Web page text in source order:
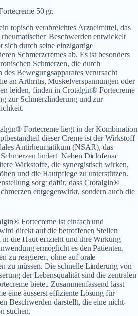
50 gr.
topisch verabreichtes Arzneimittel, das
Beschwerden entwickelt
sich durch seine einzigartige
Schmerzcremes ab. Es ist besonders
Schmerzen, die durch
Bewegungsapparates verursacht
an Arthritis, Muskelverspannungen oder
leiden, finden in Crotalgin® Fortecreme
zur Schmerzlinderung und zur
Fortecreme liegt in der Kombination
dieser Creme ist der Wirkstoff
Antirheumatikum (NSAR), das
lindert. Neben Diclofenac
Wirkstoffe, die synergistisch wirken,
und die Hautpflege zu unterstützen.
sorgt dafür, dass Crotalgin®
entgegenwirkt, sondern auch die
Fortecreme ist einfach und
direkt auf die betroffenen Stellen
in die Haut einzieht und ihre Wirkung
ermöglicht es den Patienten,
zu reagieren, ohne auf orale
zu müssen. Die schnelle Linderung von
der Lebensqualität sind die zentralen
bietet. Zusammenfassend lässt
eine äusserst effiziente Lösung für
Beschwerden darstellt, die eine nicht-
suchen.